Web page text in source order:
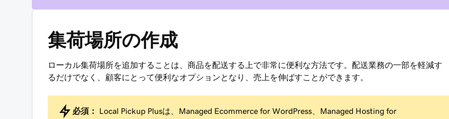
集荷場所の作成
ローカル集荷場所を追加することは、商品を配送する上で非常に便利な方法です。配送業務の一部を軽減す
るだけでなく、顧客にとって便利なオプションとなり、売上を伸ばすことができます。
必須：
Local Pickup Plusは、Managed Ecommerce for WordPress、Managed Hosting for